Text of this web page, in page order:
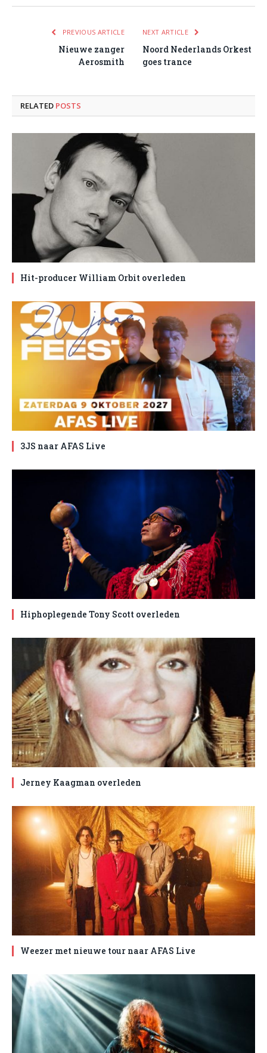
PREVIOUS ARTICLE
Nieuwe zanger
Aerosmith
NEXT ARTICLE
Noord Nederlands Orkest
goes trance
RELATED POSTS
Hit-producer William Orbit overleden
3JS naar AFAS Live
Hiphoplegende Tony Scott overleden
Jerney Kaagman overleden
Weezer met nieuwe tour naar AFAS Live